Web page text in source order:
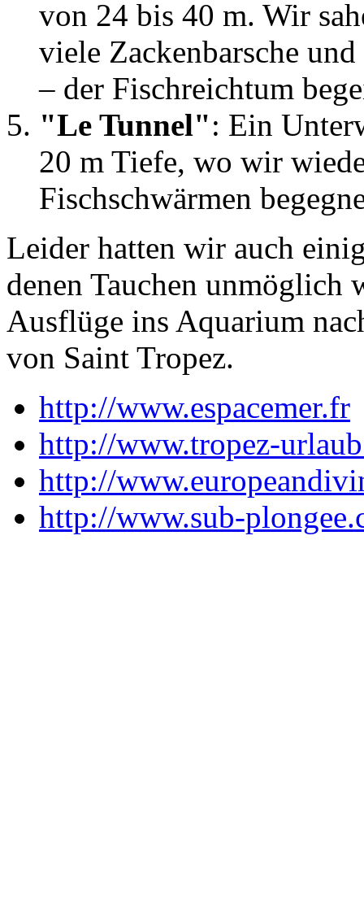
von 24 bis 40 m. Wir
viele Zackenbarsche
– der Fischreichtum
"Le Tunnel": Ein
20 m Tiefe, wo wir
Fischschwärmen
Leider hatten wir auch
denen Tauchen unmöglich
Ausflüge ins Aquarium
von Saint Tropez.
http://www.espacemer.fr
http://www.tropez-
http://
http://www.sub-